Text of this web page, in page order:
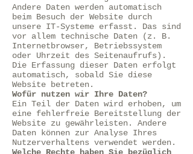
Andere Daten werden automatisch
beim Besuch der Website durch
unsere IT-Systeme erfasst. Das sind
vor allem technische Daten (z. B.
Internetbrowser, Betriebssystem
oder Uhrzeit des Seitenaufrufs).
Die Erfassung dieser Daten erfolgt
automatisch, sobald Sie diese
Website betreten.
Wofür nutzen wir Ihre Daten?
Ein Teil der Daten wird erhoben, um
eine fehlerfreie Bereitstellung der
Website zu gewährleisten. Andere
Daten können zur Analyse Ihres
Nutzerverhaltens verwendet werden.